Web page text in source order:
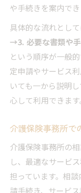
方法
介護サー
用
慢性疾患
ト
包括支援セン
包括支援
は
介護保険
方法
介護に役
や手続きを案内でき
具体的な流れとして
→3. 必要な書類や
という順序が一般
定申請やサービス
いても一から説明
心して利用できます
介護保険事務所で
介護保険事務所の
し、最適なサービ
担っています。相